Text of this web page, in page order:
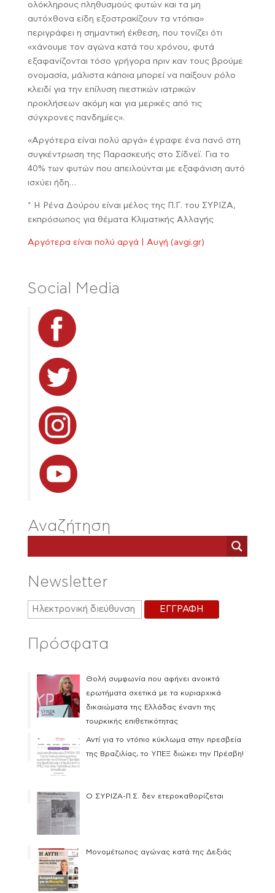
ολόκληρους πληθυσμούς φυτών και τα μη
αυτόχθονα είδη εξοστρακίζουν τα ντόπια»
περιγράφει η σημαντική έκθεση, που τονίζει ότι
«χάνουμε τον αγώνα κατά του χρόνου, φυτά
εξαφανίζονται τόσο γρήγορα πριν καν τους βρούμε
ονομασία, μάλιστα κάποια μπορεί να παίξουν ρόλο
κλειδί για την επίλυση πιεστικών ιατρικών
προκλήσεων ακόμη και για μερικές από τις
σύγχρονες πανδημίες».
«Αργότερα είναι πολύ αργά» έγραφε ένα πανό στη
συγκέντρωση της Παρασκευής στο Σίδνεϊ. Για το
40% των φυτών που απειλούνται με εξαφάνιση αυτό
ισχύει ήδη…
* Η Ρένα Δούρου είναι μέλος της Π.Γ. του ΣΥΡΙΖΑ,
εκπρόσωπος για θέματα Κλιματικής Αλλαγής
Αργότερα είναι πολύ αργά | Αυγή (avgi.gr)
Social Media
Αναζήτηση
Newsletter
Πρόσφατα
Θολή συμφωνία που αφήνει ανοικτά
ερωτήματα σχετικά με τα κυριαρχικά
δικαιώματα της Ελλάδας έναντι της
τουρκικής επιθετικότητας
Αντί για το ντόπιο κύκλωμα στην πρεσβεία
της Βραζιλίας, το ΥΠΕΞ διώκει την Πρέσβη!
Ο ΣΥΡΙΖΑ-Π.Σ. δεν ετεροκαθορίζεται
Μονομέτωπος αγώνας κατά της Δεξιάς